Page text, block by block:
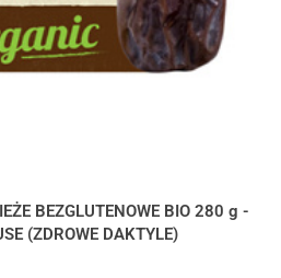
BEZGLUTENOWE BIO 280 g -
(ZDROWE DAKTYLE)